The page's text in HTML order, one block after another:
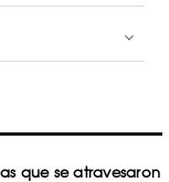
que se atravesaron